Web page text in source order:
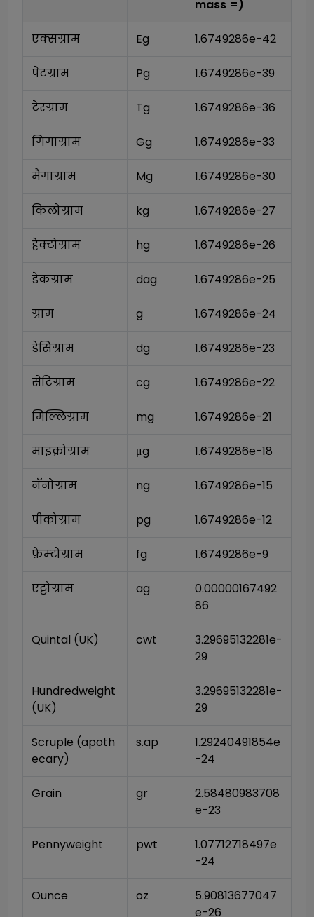
mass =)
एक्सग्राम Eg 1.6749286e-42
पेटग्राम Pg 1.6749286e-39
टेरग्राम Tg 1.6749286e-36
गिगाग्राम Gg 1.6749286e-33
मैगाग्राम Mg 1.6749286e-30
किलोग्राम kg 1.6749286e-27
हेक्टोग्राम hg 1.6749286e-26
डेकग्राम dag 1.6749286e-25
ग्राम g 1.6749286e-24
डेसिग्राम dg 1.6749286e-23
सेंटिग्राम cg 1.6749286e-22
मिल्लिग्राम mg 1.6749286e-21
माइक्रोग्राम μg 1.6749286e-18
नॅनोग्राम ng 1.6749286e-15
पीकोग्राम pg 1.6749286e-12
फ़ेम्टोग्राम fg 1.6749286e-9
एट्टोग्राम ag
0.00000167492
86
Quintal (UK) cwt
3.29695132281e-
29
Hundredweight
(UK)
3.29695132281e-
29
Scruple (apoth
ecary)
s.ap
1.29240491854e
-24
Grain gr
2.58480983708
e-23
Pennyweight pwt
1.07712718497e
-24
Ounce oz
5.90813677047
e-26